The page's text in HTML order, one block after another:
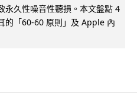
永久性噪音性聽損。本文盤點 4
的「60-60 原則」及 Apple 內